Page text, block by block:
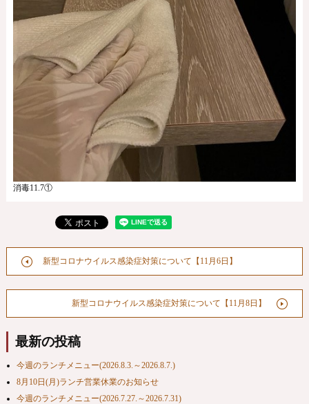
消毒11.7①
新型コロナウイルス感染症対策について【11月6日】
新型コロナウイルス感染症対策について【11月8日】
最新の投稿
今週のランチメニュー(2026.8.3.～2026.8.7.)
8月10日(月)ランチ営業休業のお知らせ
今週のランチメニュー(2026.7.27.～2026.7.31)